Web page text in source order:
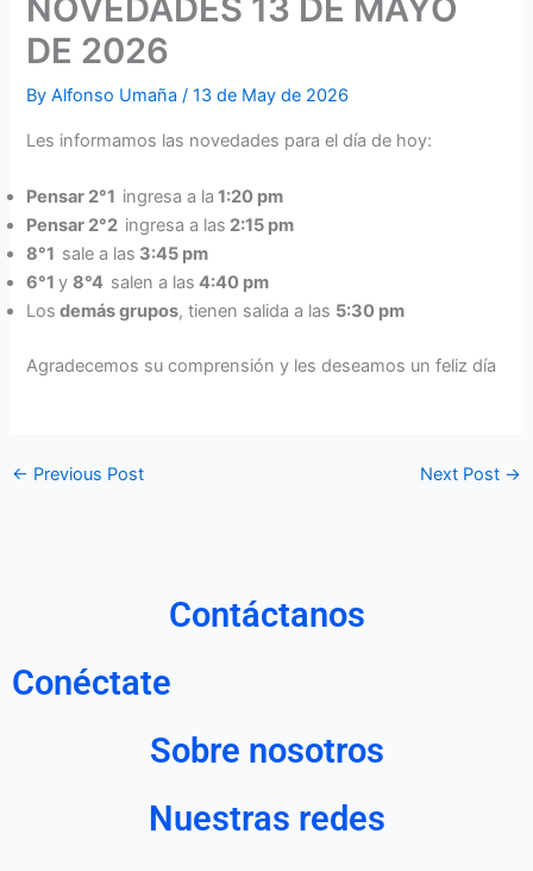
NOVEDADES 13 DE MAYO
DE 2026
ByAlfonso Umaña/13 de May de 2026
Les informamos las novedades para el día de hoy:
Pensar 2°1 ingresa a la 1:20 pm
Pensar 2°2 ingresa a las 2:15 pm
8°1 sale a las 3:45 pm
6°1y8°4 salen a las 4:40 pm
Los demás grupos, tienen salida a las 5:30 pm
Agradecemos su comprensión y les deseamos un feliz día
← Previous Post Next Post →
Contáctanos
Conéctate
Sobre nosotros
Nuestras redes